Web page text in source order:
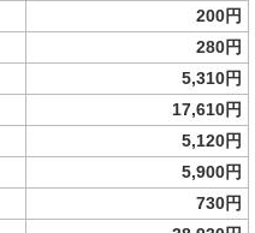
200円
280円
5,310円
17,610円
5,120円
5,900円
730円